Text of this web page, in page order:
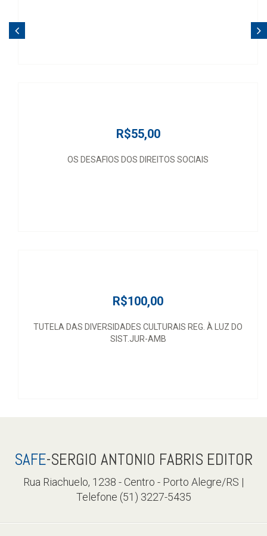
R$55,00
OS DESAFIOS DOS DIREITOS SOCIAIS
R$100,00
TUTELA DAS DIVERSIDADES CULTURAIS REG. À LUZ DO
SIST.JUR-AMB
SAFE-SERGIO ANTONIO FABRIS EDITOR
Rua Riachuelo, 1238 - Centro - Porto Alegre/RS |
Telefone (51) 3227-5435